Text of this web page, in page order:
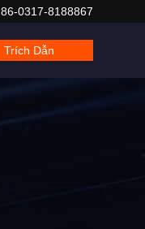
86-0317-8188867
Trích Dẫn